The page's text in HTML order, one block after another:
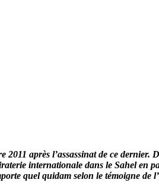
après l’assassinat de ce dernier.
internationale dans le Sahel en
quel quidam selon le témoigne de